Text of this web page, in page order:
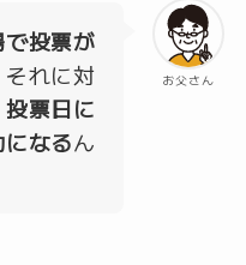
お父さん
投票が
れに対
票日に
なるん